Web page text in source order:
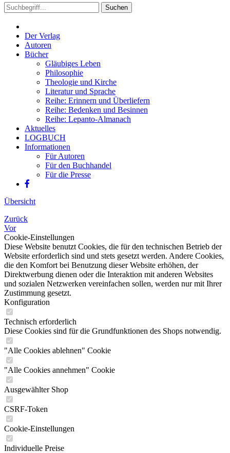
Suchen
Der Verlag
Autoren
Bücher
Gläubiges Leben
Philosophie
Theologie und Kirche
Literatur und Sprache
Reihe: Erinnern und Überliefern
Reihe: Bedenken und Besinnen
Reihe: Lepanto-Almanach
Aktuelles
LOGBUCH
Informationen
Für Autoren
Für den Buchhandel
Für die Presse
Übersicht
Zurück
Vor
Cookie-Einstellungen
Diese Website benutzt Cookies, die für den technischen Betrieb der
Website erforderlich sind und stets gesetzt werden. Andere Cookies,
die den Komfort bei Benutzung dieser Website erhöhen, der
Direktwerbung dienen oder die Interaktion mit anderen Websites
und sozialen Netzwerken vereinfachen sollen, werden nur mit Ihrer
Zustimmung gesetzt.
Konfiguration
Technisch erforderlich
Diese Cookies sind für die Grundfunktionen des Shops notwendig.
"Alle Cookies ablehnen" Cookie
"Alle Cookies annehmen" Cookie
Ausgewählter Shop
CSRF-Token
Cookie-Einstellungen
Individuelle Preise